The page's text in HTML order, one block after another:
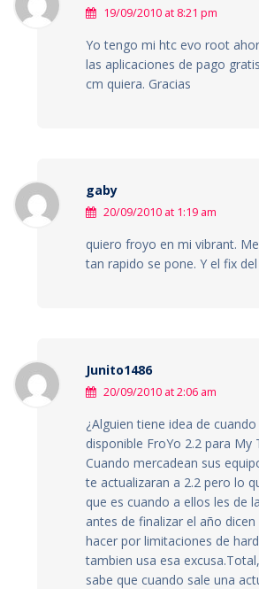
19/09/2010 at 8:21 pm
Yo tengo mi htc evo root
las aplicaciones de pago
cm quiera. Gracias
gaby
20/09/2010 at 1:19 am
quiero froyo en mi vibrant.
tan rapido se pone. Y el fix
Junito1486
20/09/2010 at 2:06 am
¿Alguien tiene idea de
disponible FroYo 2.2 para My
Cuando mercadean sus
te actualizaran a 2.2 pero lo
que es cuando a ellos les de
antes de finalizar el año
hacer por limitaciones de
tambien usa esa
sabe que cuando sale una